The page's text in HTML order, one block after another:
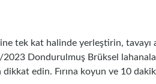
tek kat halinde yerleştirin, tavayı
Dondurulmuş Brüksel
edin. Fırına koyun ve 10